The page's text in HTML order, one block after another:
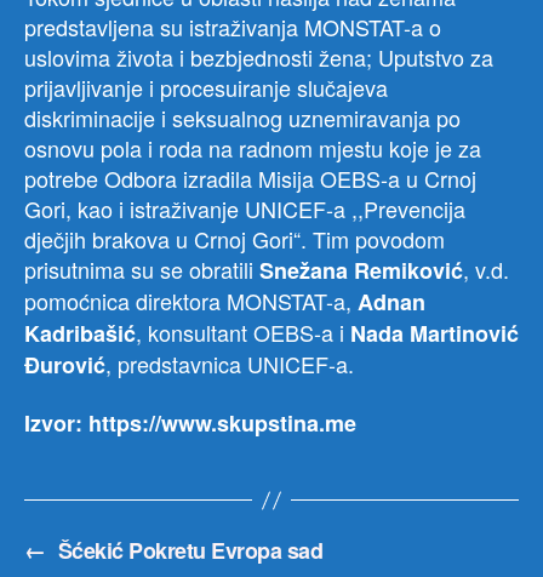
predstavljena su istraživanja MONSTAT-a o
uslovima života i bezbjednosti žena; Uputstvo za
prijavljivanje i procesuiranje slučajeva
diskriminacije i seksualnog uznemiravanja po
osnovu pola i roda na radnom mjestu koje je za
potrebe Odbora izradila Misija OEBS-a u Crnoj
Gori, kao i istraživanje UNICEF-a ,,Prevencija
dječjih brakova u Crnoj Gori“. Tim povodom
prisutnima su se obratili Snežana Remiković, v.d.
pomoćnica direktora MONSTAT-a, Adnan
Kadribašić, konsultant OEBS-a i Nada Martinović
Đurović, predstavnica UNICEF-a.
Izvor: https://www.skupstina.me
← Šćekić Pokretu Evropa sad